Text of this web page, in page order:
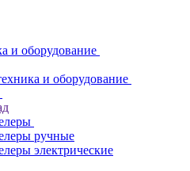
и оборудование
и оборудование
ручные
электрические